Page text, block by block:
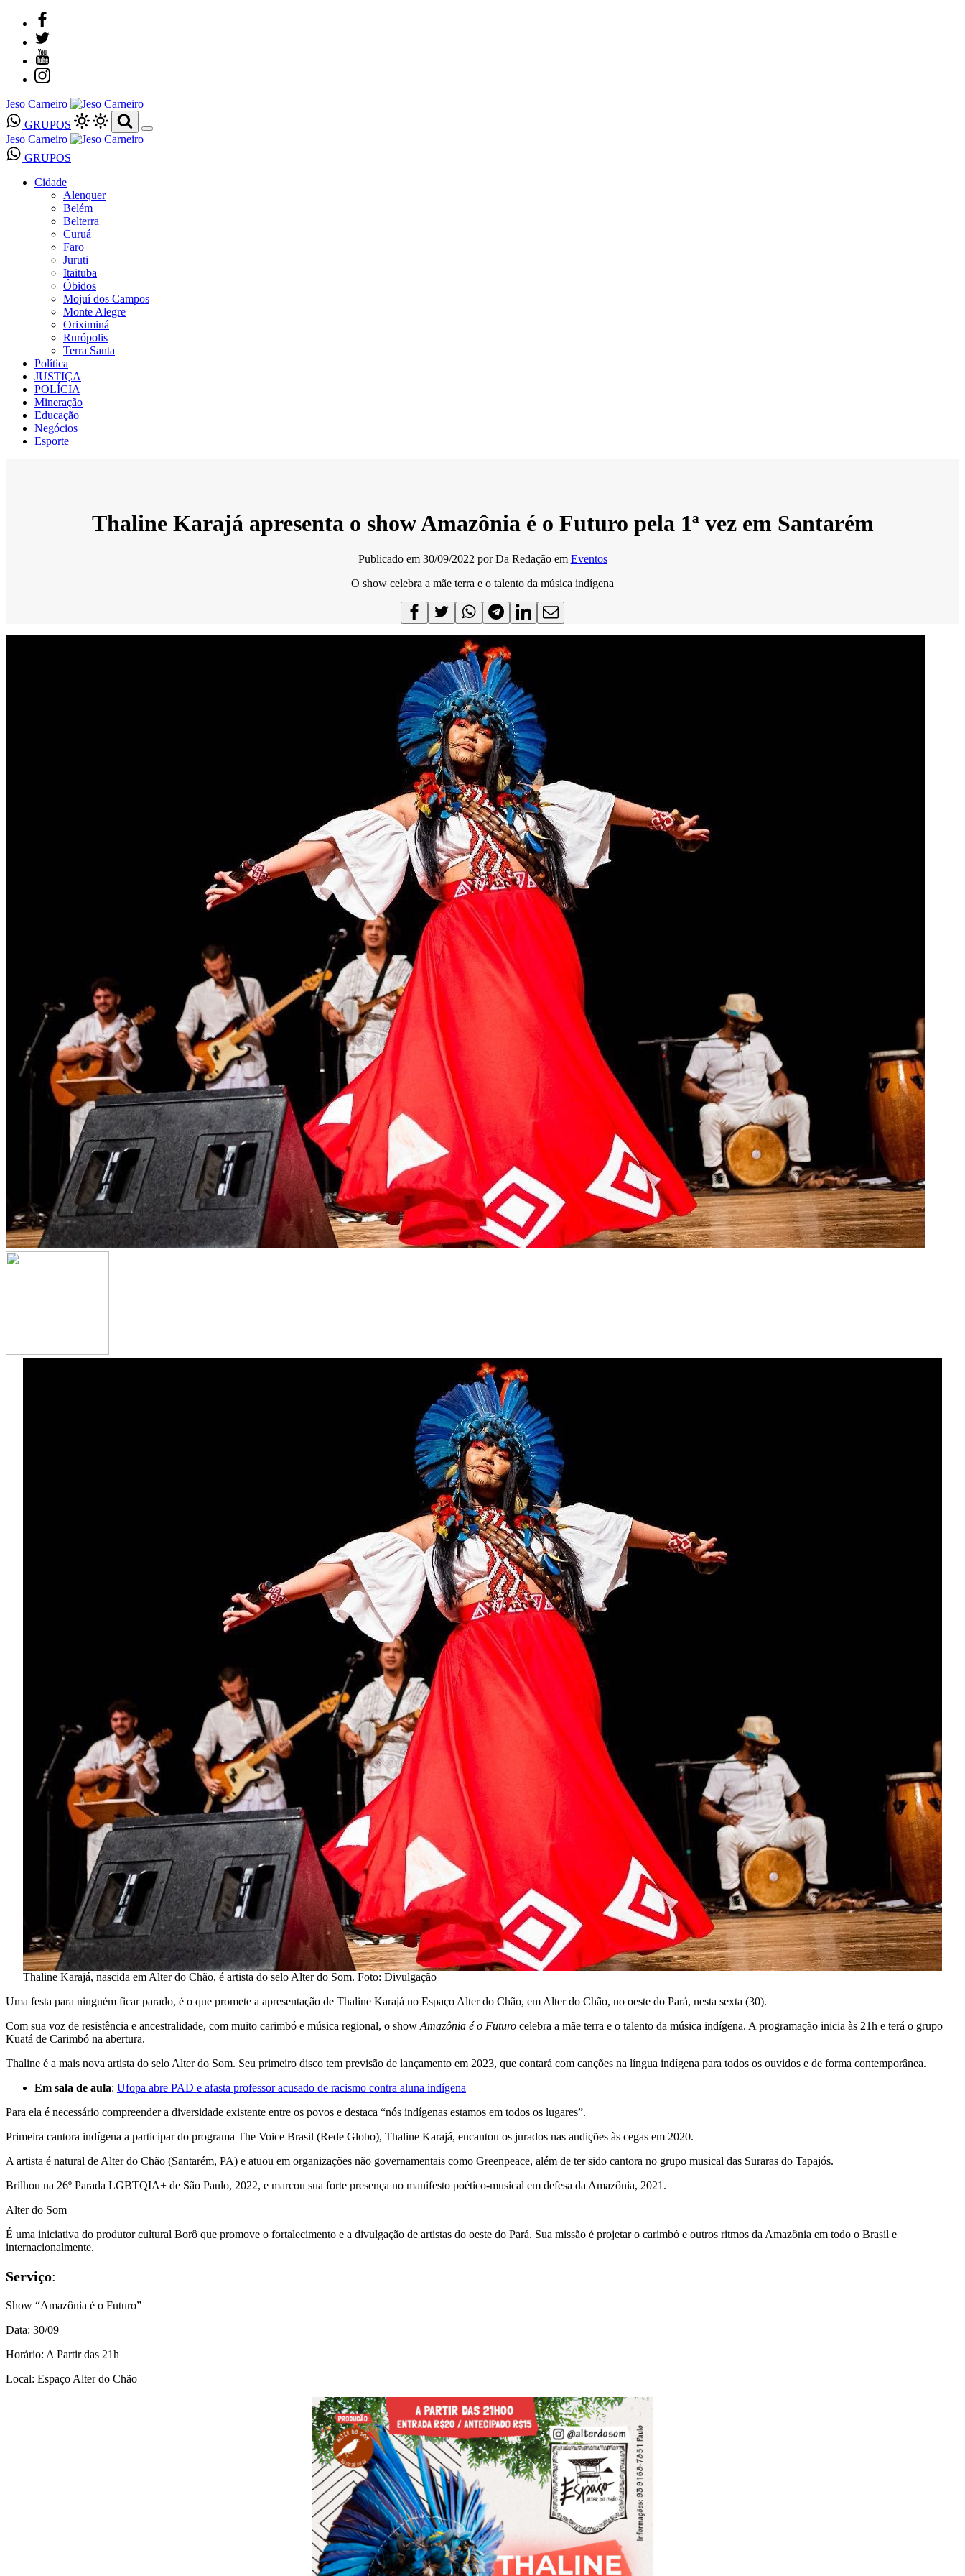
Jeso Carneiro
GRUPOS
Jeso Carneiro
GRUPOS
Cidade
Alenquer
Belém
Belterra
Curuá
Faro
Juruti
Itaituba
Óbidos
Mojuí dos Campos
Monte Alegre
Oriximiná
Rurópolis
Terra Santa
Política
JUSTIÇA
POLÍCIA
Mineração
Educação
Negócios
Esporte
Thaline Karajá apresenta o show Amazônia é o Futuro pela 1ª vez em Santarém
Publicado em 30/09/2022 porDa Redação em Eventos
O show celebra a mãe terra e o talento da música indígena
Thaline Karajá, nascida em Alter do Chão, é artista do selo Alter do Som. Foto: Divulgação
Uma festa para ninguém ficar parado, é o que promete a apresentação de Thaline Karajá no Espaço Alter do Chão, em Alter do Chão, no oeste do Pará, nesta sexta (30).
Com sua voz de resistência e ancestralidade, com muito carimbó e música regional, o show Amazônia é o Futuro celebra a mãe terra e o talento da música indígena. A programação inicia às 21h e terá o grupo
Kuatá de Carimbó na abertura.
Thaline é a mais nova artista do selo Alter do Som. Seu primeiro disco tem previsão de lançamento em 2023, que contará com canções na língua indígena para todos os ouvidos e de forma contemporânea.
Em sala de aula: Ufopa abre PAD e afasta professor acusado de racismo contra aluna indígena
Para ela é necessário compreender a diversidade existente entre os povos e destaca “nós indígenas estamos em todos os lugares”.
Primeira cantora indígena a participar do programa The Voice Brasil (Rede Globo), Thaline Karajá, encantou os jurados nas audições às cegas em 2020.
A artista é natural de Alter do Chão (Santarém, PA) e atuou em organizações não governamentais como Greenpeace, além de ter sido cantora no grupo musical das Suraras do Tapajós.
Brilhou na 26º Parada LGBTQIA+ de São Paulo, 2022, e marcou sua forte presença no manifesto poético-musical em defesa da Amazônia, 2021.
Alter do Som
É uma iniciativa do produtor cultural Borô que promove o fortalecimento e a divulgação de artistas do oeste do Pará. Sua missão é projetar o carimbó e outros ritmos da Amazônia em todo o Brasil e
internacionalmente.
Serviço:
Show “Amazônia é o Futuro”
Data: 30/09
Horário: A Partir das 21h
Local: Espaço Alter do Chão